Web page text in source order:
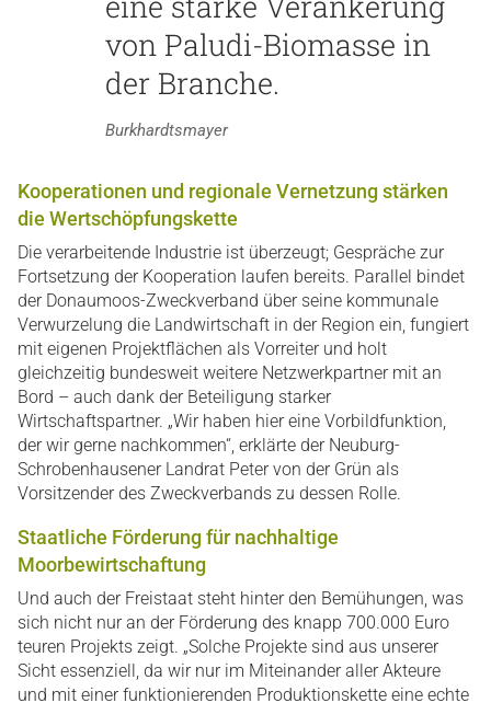
von Paludi-Biomasse in
der Branche.
Burkhardtsmayer
Kooperationen und regionale Vernetzung stärken
die Wertschöpfungskette
Die verarbeitende Industrie ist überzeugt; Gespräche zur
Fortsetzung der Kooperation laufen bereits. Parallel bindet
der Donaumoos-Zweckverband über seine kommunale
Verwurzelung die Landwirtschaft in der Region ein, fungiert
mit eigenen Projektflächen als Vorreiter und holt
gleichzeitig bundesweit weitere Netzwerkpartner mit an
Bord – auch dank der Beteiligung starker
Wirtschaftspartner. „Wir haben hier eine Vorbildfunktion,
der wir gerne nachkommen“, erklärte der Neuburg-
Schrobenhausener Landrat Peter von der Grün als
Vorsitzender des Zweckverbands zu dessen Rolle.
Staatliche Förderung für nachhaltige
Moorbewirtschaftung
Und auch der Freistaat steht hinter den Bemühungen, was
sich nicht nur an der Förderung des knapp 700.000 Euro
teuren Projekts zeigt. „Solche Projekte sind aus unserer
Sicht essenziell, da wir nur im Miteinander aller Akteure
und mit einer funktionierenden Produktionskette eine echte